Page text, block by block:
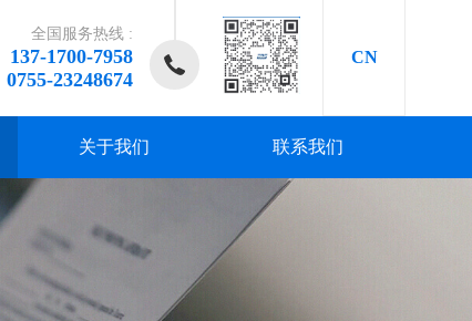
全国服务热线 :
137-1700-7958
0755-23248674
CN
关于我们 联系我们